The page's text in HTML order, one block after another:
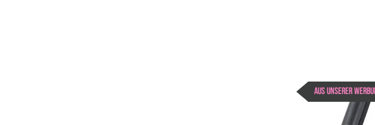
AUS UNSERER